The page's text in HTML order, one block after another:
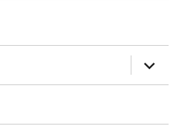
expand
child
menu